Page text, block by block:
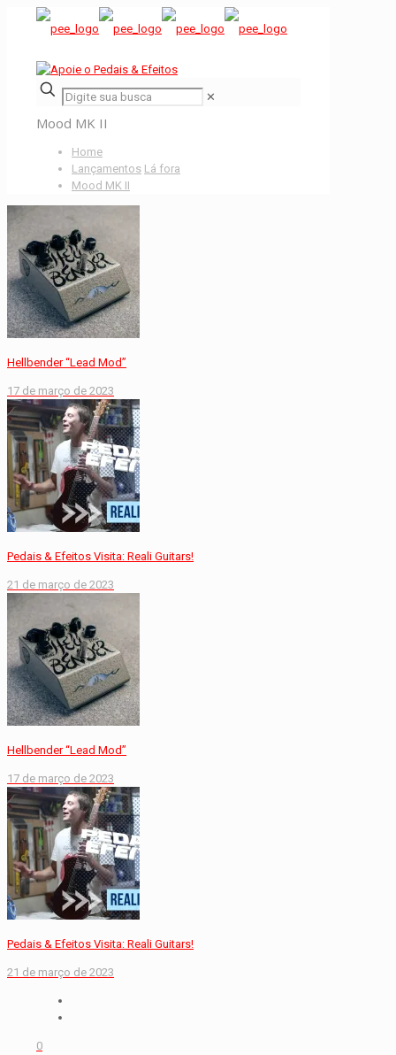
✕
Mood MK II
Home
Lançamentos Lá fora
Mood MK II
Hellbender “Lead Mod”
17 de março de 2023
Pedais & Efeitos Visita: Reali Guitars!
21 de março de 2023
Hellbender “Lead Mod”
17 de março de 2023
Pedais & Efeitos Visita: Reali Guitars!
21 de março de 2023
0